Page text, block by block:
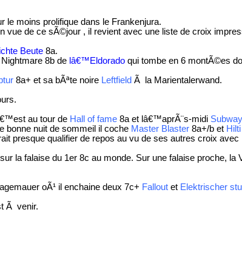
moins prolifique dans le Frankenjura.
vue de ce sÃ©jour , il revient avec une liste de croix
Beute 8a.
8b de lâ€™Eldorado qui tombe en 6 montÃ©es
8a+ et sa bÃªte noire Leftfield Ã la Marientalerwand.
au tour de Hall of fame 8a et lâ€™aprÃ¨s-midi Subway
bonne nuit de sommeil il coche Master Blaster 8a+/b et
presque qualifier de repos au vu de ses autres croix avec
la falaise du 1er 8c au monde. Sur une falaise proche, la
oÃ¹ il enchaine deux 7c+ Fallout et Elektrischer
Ã venir.